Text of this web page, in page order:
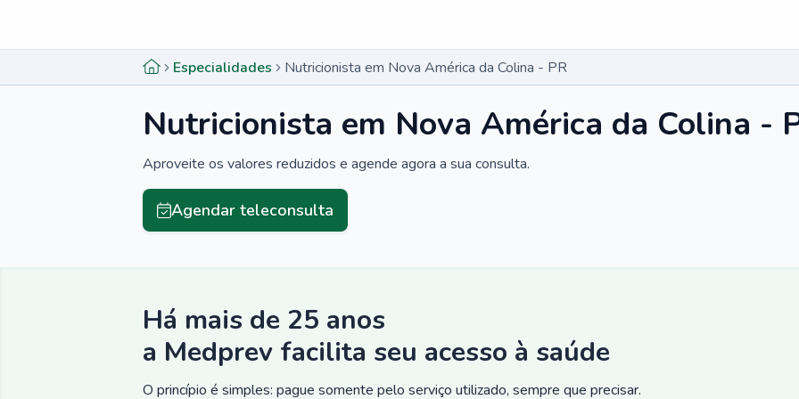
Especialidades Nutricionista em Nova América da Colina - PR
Nutricionista em Nova América da Colina -
Aproveite os valores reduzidos e agende agora a sua consulta.
Agendar teleconsulta
Há mais de 25 anos
a Medprev facilita seu acesso à saúde
O princípio é simples: pague somente pelo serviço utilizado, sempre que precisar.